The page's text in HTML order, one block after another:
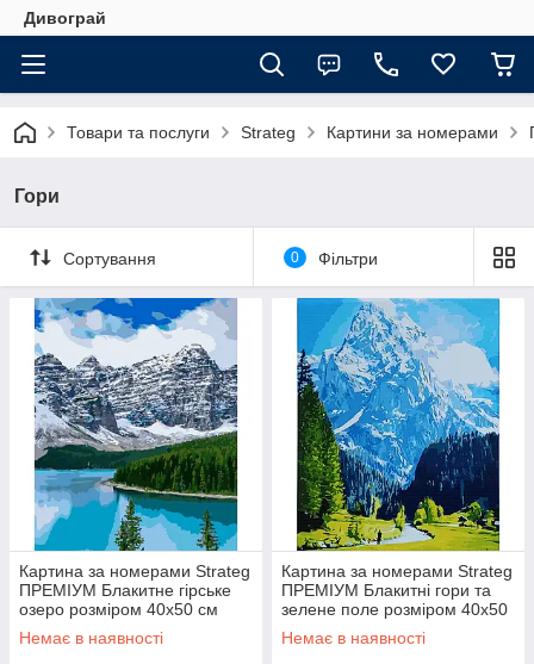
Дивограй
Товари та послуги Strateg Картини за номерами
Гори
Сортування 0 Фільтри
Картина за номерами Strateg
ПРЕМІУМ Блакитне гірське
озеро розміром 40х50 см
(GS476)
Немає в наявності
Картина за номерами Strateg
ПРЕМІУМ Блакитні гори та
зелене поле розміром 40х50
см (GS105)
Немає в наявності